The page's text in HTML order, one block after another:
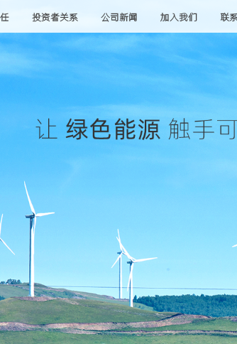
投资者关系 公司新闻 加入我们 联